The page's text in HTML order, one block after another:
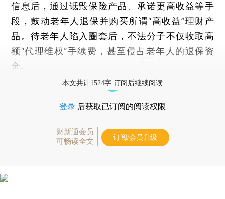
信息后，通过诋毁保险产品、承诺更高收益等手
段，鼓动老年人退保并购买所谓“高收益”理财产
品。待老年人陷入圈套后，不法分子不仅收取高
额“代理维权”手续费，甚至侵占老年人的退保资
金。
本文共计1524字 订阅后继续阅读
登录 后获取已订阅的阅读权限
财新通会员
可畅读全文
订阅/会员升级